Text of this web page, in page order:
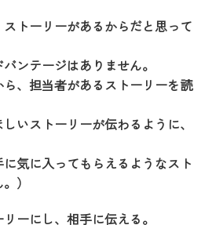
トーリーがあるからだと思って
ンテージはありません。
、担当者があるストーリーを読
いストーリーが伝わるように、
に気に入ってもらえるようなスト
）
ーにし、相手に伝える。